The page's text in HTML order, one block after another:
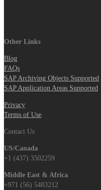
Other Links
Blog
FAQs
SAP Archiving Objects Supported
SAP Application Areas Supported
Privacy
Terms of Use
Contact Us
US/Canada
+1 (437) 3502259
Middle East & Africa
+971 (56) 5483212